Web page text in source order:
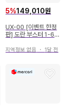
5%149,010원
UX-00 [이벤트 한정
판] 도란 부스터 1-60
지역정보 없음 ・ 1달 전